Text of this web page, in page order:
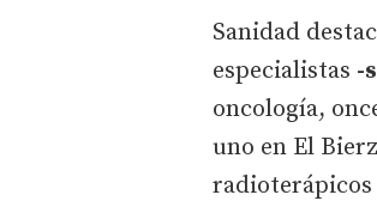
Sanidad
especialistas -
oncología,
uno en El
radioterápicos